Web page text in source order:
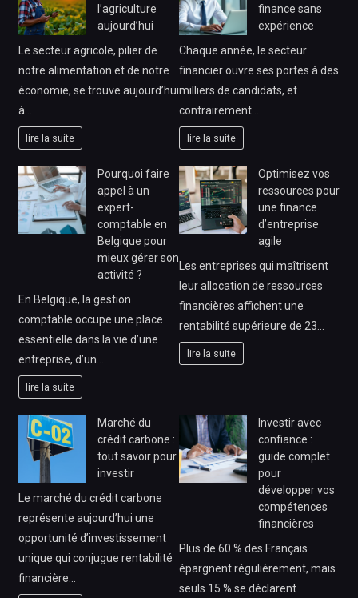
l’agriculture
aujourd’hui
Le secteur agricole, pilier de
notre alimentation et de notre
économie, se trouve aujourd’hui
à…
lire la suite
finance sans
expérience
Chaque année, le secteur
financier ouvre ses portes à des
milliers de candidats, et
contrairement…
lire la suite
Pourquoi faire
appel à un
expert-
comptable en
Belgique pour
mieux gérer son
activité ?
En Belgique, la gestion
comptable occupe une place
essentielle dans la vie d’une
entreprise, d’un…
lire la suite
Optimisez vos
ressources pour
une finance
d’entreprise
agile
Les entreprises qui maîtrisent
leur allocation de ressources
financières affichent une
rentabilité supérieure de 23…
lire la suite
Marché du
crédit carbone :
tout savoir pour
investir
Le marché du crédit carbone
représente aujourd’hui une
opportunité d’investissement
unique qui conjugue rentabilité
financière…
Investir avec
confiance :
guide complet
pour
développer vos
compétences
financières
Plus de 60 % des Français
épargnent régulièrement, mais
seuls 15 % se déclarent